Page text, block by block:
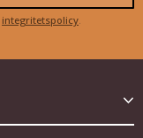
integritetspolicy